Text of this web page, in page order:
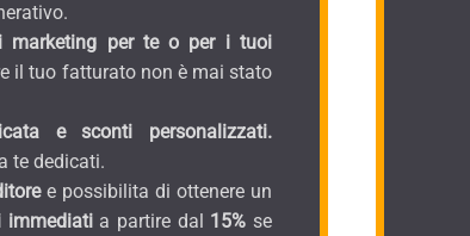
marketing per te o per i tuoi
il tuo fatturato non è mai stato
e sconti personalizzati.
te dedicati.
e possibilita di ottenere un
immediati a partire dal 15% se